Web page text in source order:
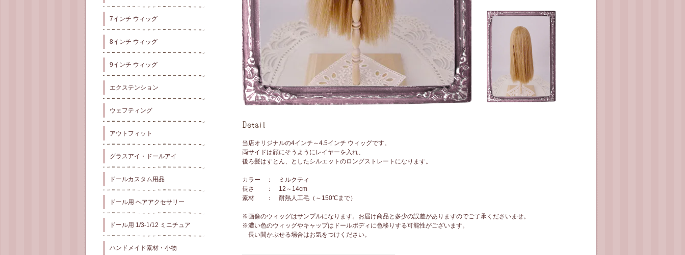
7インチ ウィッグ
8インチ ウィッグ
9インチ ウィッグ
エクステンション
ウェフティング
アウトフィット
グラスアイ・ドールアイ
ドールカスタム用品
ドール用 ヘアアクセサリー
ドール用 1/3-1/12 ミニチュア
ハンドメイド素材・小物
当店オリジナルの4インチ～4.5インチ ウィッグです。
両サイドは顔にそうようにレイヤーを入れ、
後ろ髪はすとん、としたシルエットのロングストレートになります。
カラー ： ミルクティ
長さ ： 12～14cm
素材 ： 耐熱人工毛（～150℃まで）
※画像のウィッグはサンプルになります。お届け商品と多少の誤差がありますのでご了承くださいませ。
※濃い色のウィッグやキャップはドールボディに色移りする可能性がございます。
長い間かぶせる場合はお気をつけください。